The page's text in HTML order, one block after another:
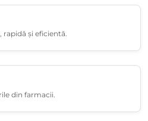
și eficientă.
din farmacii.